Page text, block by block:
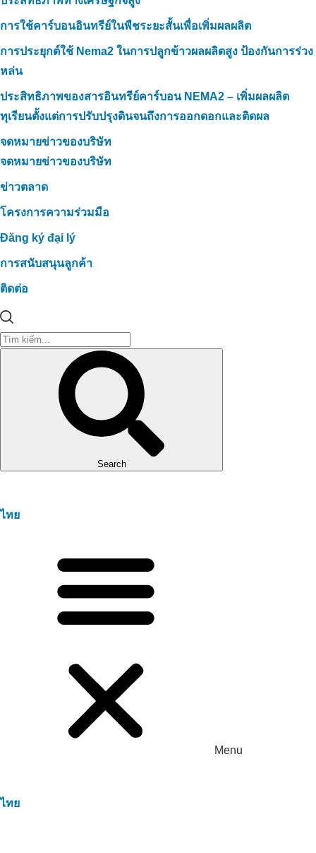
การใช้คาร์บอนอินทรีย์ในพืชระยะสั้นเพื่อเพิ่มผลผลิต
การประยุกต์ใช้ Nema2 ในการปลูกข้าวผลผลิตสูง ป้องกันการร่วง
หล่น
ประสิทธิภาพของสารอินทรีย์คาร์บอน NEMA2 – เพิ่มผลผลิต
ทุเรียนตั้งแต่การปรับปรุงดินจนถึงการออกดอกและติดผล
จดหมายข่าวของบริษัท
จดหมายข่าวของบริษัท
ข่าวตลาด
โครงการความร่วมมือ
Đăng ký đại lý
การสนับสนุนลูกค้า
ติดต่อ
Search
ไทย
Menu
ไทย